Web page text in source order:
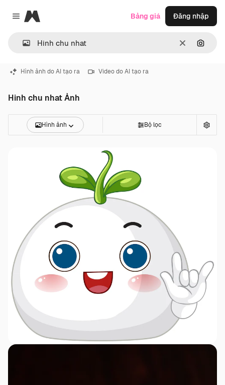
Close menu
Magnific
ThôngTìm
Bảng giá Đăng nhập
Hình ảnh do AI tạo ra Video do AI tạo ra
Hinh chu nhat Ảnh
Hình ảnh Bộ lọc